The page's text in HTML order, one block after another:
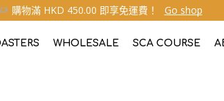
購物滿 HKD 450.00 即享免運費！ Go shop
WHOLESALE SCA COURSE